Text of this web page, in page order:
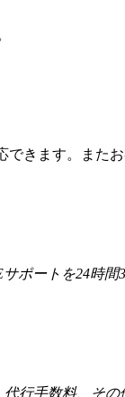
きます。またお
ポートを24時間
行手数料、そ